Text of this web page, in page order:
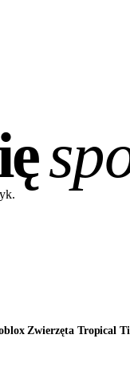
Zwierzęta Tropical